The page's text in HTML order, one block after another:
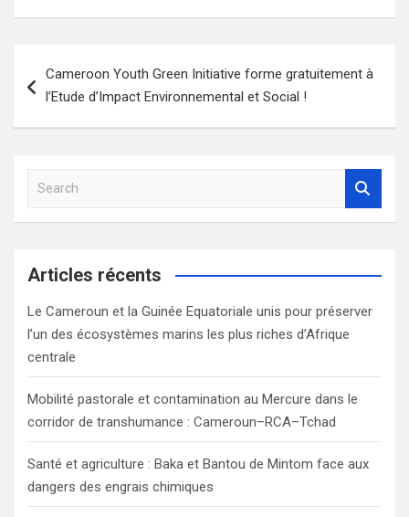
de
Cameroon Youth Green Initiative forme gratuitement à
l’Etude d’Impact Environnemental et Social !
a
c
Articles récents
Le Cameroun et la Guinée Equatoriale unis pour préserver
l’un des écosystèmes marins les plus riches d’Afrique
centrale
Mobilité pastorale et contamination au Mercure dans le
corridor de transhumance : Cameroun–RCA–Tchad
Santé et agriculture : Baka et Bantou de Mintom face aux
dangers des engrais chimiques